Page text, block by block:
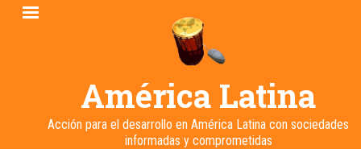
Pasar
América Latina
Acción para el desarrollo en América Latina con sociedades
informadas y comprometidas